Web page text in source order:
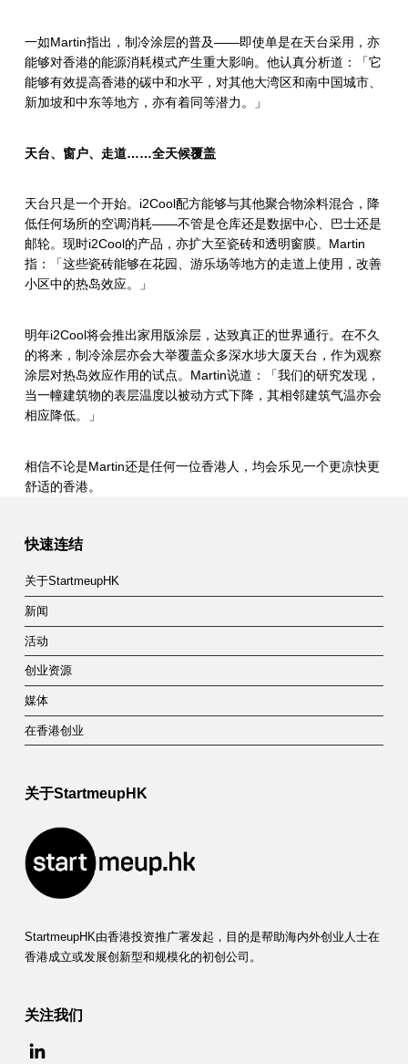
一如Martin指出，制冷涂层的普及——即使单是在天台采用，亦
能够对香港的能源消耗模式产生重大影响。他认真分析道：「它
能够有效提高香港的碳中和水平，对其他大湾区和南中国城市、
新加坡和中东等地方，亦有着同等潜力。」
天台、窗户、走道……全天候覆盖
天台只是一个开始。 i2Cool配方能够与其他聚合物涂料混合，降
低任何场所的空调消耗——不管是仓库还是数据中心、巴士还是
邮轮。现时i2Cool的产品，亦扩大至瓷砖和透明窗膜。 Martin
指：「这些瓷砖能够在花园、游乐场等地方的走道上使用，改善
小区中的热岛效应。」
明年i2Cool将会推出家用版涂层，达致真正的世界通行。在不久
的将来，制冷涂层亦会大举覆盖众多深水埗大厦天台，作为观察
涂层对热岛效应作用的试点。 Martin说道：「我们的研究发现，
当一幢建筑物的表层温度以被动方式下降，其相邻建筑气温亦会
相应降低。」
相信不论是Martin还是任何一位香港人，均会乐见一个更凉快更
舒适的香港。
快速连结
关于StartmeupHK
新闻
活动
创业资源
媒体
在香港创业
关于StartmeupHK
StartmeupHK由香港投资推广署发起，目的是帮助海内外创业人士在
香港成立或发展创新型和规模化的初创公司。
关注我们